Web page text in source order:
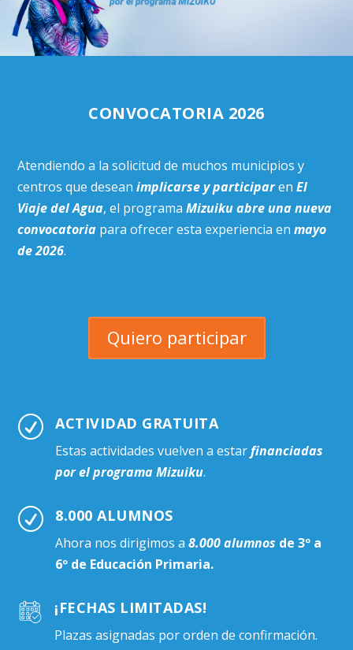
CONVOCATORIA 2026
Atendiendo a la solicitud de muchos municipios y
centros que desean implicarse y participarenEl
Viaje del Agua, el programaMizuiku abre una nueva
convocatoria para ofrecer esta experiencia enmayo
de 2026.
Quiero participar
R ACTIVIDAD GRATUITA
Estas actividades vuelven a estarfinanciadas
por el programa Mizuiku.
R 8.000 ALUMNOS
Ahora nos dirigimos a8.000 alumnos de 3º a
6º de Educación Primaria.
¡FECHAS LIMITADAS!
Plazas asignadas por orden de confirmación.